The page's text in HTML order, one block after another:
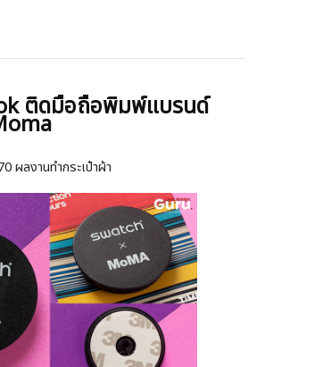
ติดมือถือพิมพ์แบรนด์
ผลงานทำกระเป๋าผ้า